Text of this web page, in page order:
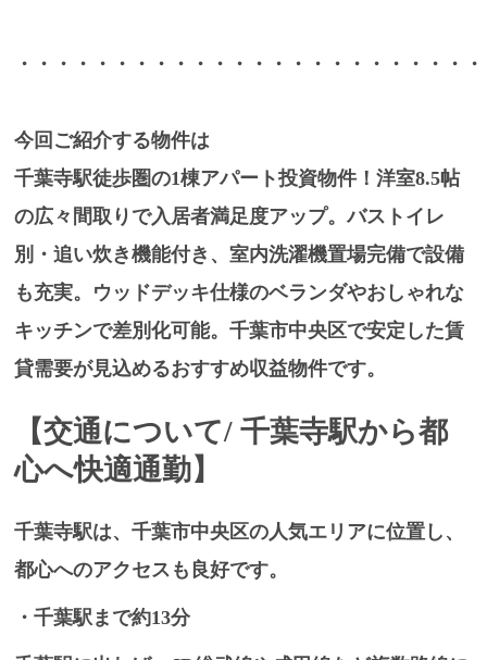
・・・・・・・・・・・・・・・・・・・・・・・
今回ご紹介する物件は
千葉寺駅徒歩圏の1棟アパート投資物件！洋室8.5帖
の広々間取りで入居者満足度アップ。バストイレ
別・追い炊き機能付き、室内洗濯機置場完備で設備
も充実。ウッドデッキ仕様のベランダやおしゃれな
キッチンで差別化可能。千葉市中央区で安定した賃
貸需要が見込めるおすすめ収益物件です。
【交通について/ 千葉寺駅から都
心へ快適通勤】
千葉寺駅は、千葉市中央区の人気エリアに位置し、
都心へのアクセスも良好です。
・千葉駅まで約13分